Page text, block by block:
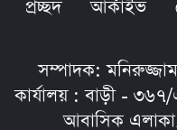
প্রচ্ছদ আর্কাইভ
সম্পাদক:
কার্যালয় : বাড়ী -
আবাসিক